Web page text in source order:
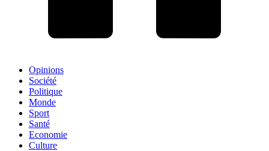
Opinions
Société
Politique
Monde
Sport
Santé
Economie
Culture